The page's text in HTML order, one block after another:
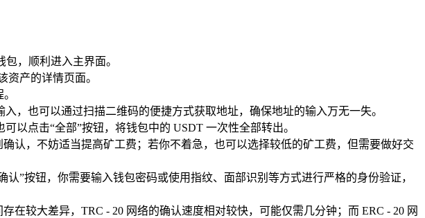
，顺利进入主界面。
资产的详情页面。
，也可以通过扫描二维码的便捷方式获取地址，确保地址的输入万无一失。
以点击“全部”按钮，将钱包中的 USDT 一次性全部转出。
认，不妨适当提高矿工费；若你不着急，也可以选择较低的矿工费，但需要做好交
”按钮，你需要输入钱包密码或使用指纹、面部识别等方式进行严格的身份验证，
较大差异，TRC - 20 网络的确认速度相对较快，可能仅需几分钟；而 ERC - 20 网